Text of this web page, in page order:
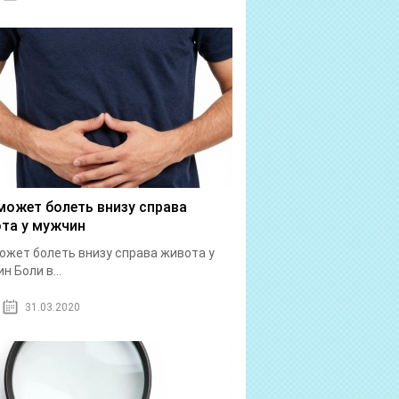
болеть внизу справа
у мужчин
болеть внизу справа живота у
Боли в...
31.03.2020